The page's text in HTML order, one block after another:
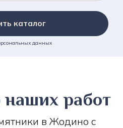
каталог
данных
работ
в Жодино с